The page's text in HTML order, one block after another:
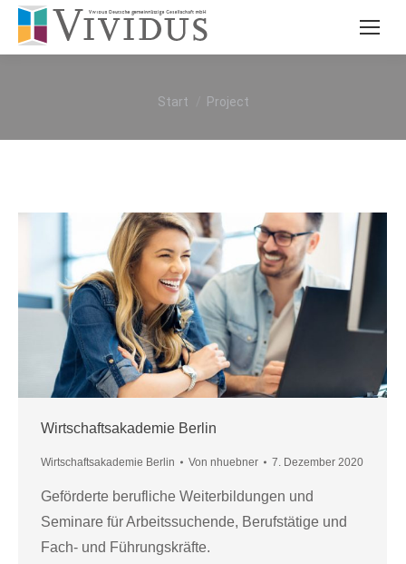
Sie befinden sich hier:
Start Project
Wirtschaftsakademie Berlin
Wirtschaftsakademie Berlin Von nhuebner 7. Dezember 2020
Geförderte berufliche Weiterbildungen und
Seminare für Arbeitssuchende, Berufstätige und
Fach- und Führungskräfte.